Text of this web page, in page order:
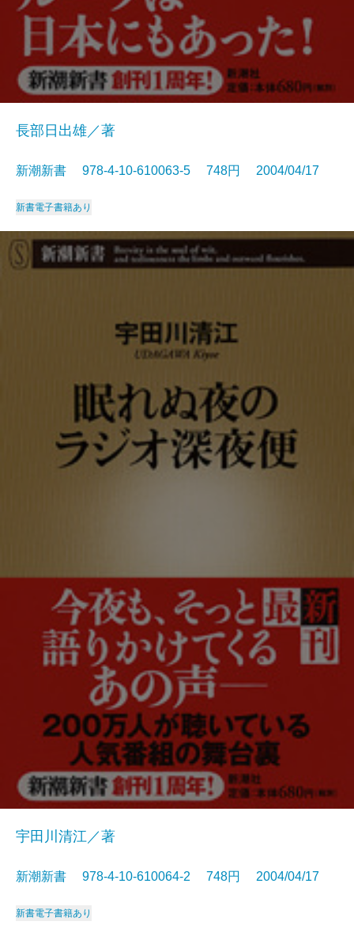
長部日出雄／著
新潮新書 978-4-10-610063-5 748円 2004/04/17
新書電子書籍あり
宇田川清江／著
新潮新書 978-4-10-610064-2 748円 2004/04/17
新書電子書籍あり